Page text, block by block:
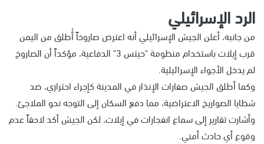
الرد الإسرائيلي
من جانبه، أعلن الجيش الإسرائيلي أنه اعترض صاروخاً أُطلق من اليمن
قرب إيلات باستخدام منظومة "حيتس 3" الدفاعية، مؤكداً أن الصاروخ
لم يدخل الأجواء الإسرائيلية.
وكما أطلق الجيش صفارات الإنذار في المدينة كإجراء احترازي، ضد
شظايا الصواريخ الاعتراضية، مما دفع السكان إلى التوجه نحو الملاجئ.
وأشارت تقارير إلى سماع انفجارات في إيلات، لكن الجيش أكد لاحقاً عدم
وقوع أي حادث أمني.